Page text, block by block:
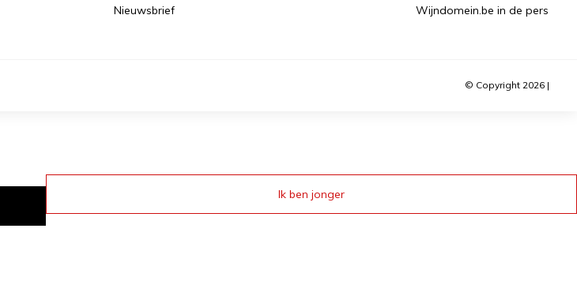
Nieuwsbrief
Wijndomein.be in de pers
© Copyright 2026 |
Ik ben jonger